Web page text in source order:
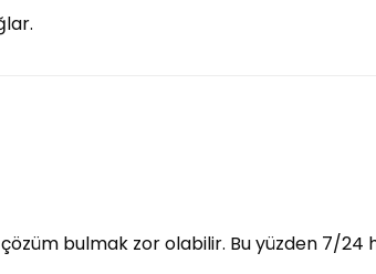
bulmak zor olabilir. Bu yüzden 7/